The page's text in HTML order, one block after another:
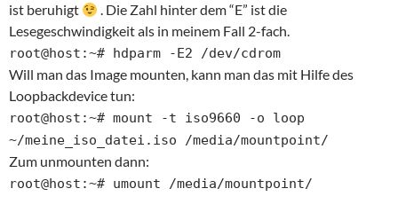
ist beruhigt
. Die Zahl hinter dem “E” ist die
Lesegeschwindigkeit als in meinem Fall 2-fach.
root@host:~# hdparm -E2 /dev/cdrom
Will man das Image mounten, kann man das mit Hilfe des
Loopbackdevice tun:
root@host:~# mount -t iso9660 -o loop
~/meine_iso_datei.iso /media/mountpoint/
Zum unmounten dann:
root@host:~# umount /media/mountpoint/